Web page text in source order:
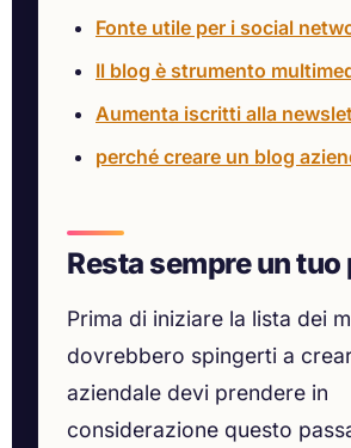
Fonte utile per i social
Il blog è strumento
Aumenta iscritti alla
perché creare un blog
Resta sempre un
Prima di iniziare la lista dei
dovrebbero spingerti a
aziendale devi prendere in
considerazione questo